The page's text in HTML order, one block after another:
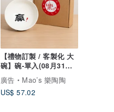
【禮物訂製 / 客製化 大
碗】碗-單入(08月31出
貨) 禮物
廣告
Mao’s 樂陶陶
US$ 57.02